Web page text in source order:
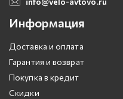
Информация
Доставка и оплата
Гарантия и возврат
Покупка в кредит
Скидки